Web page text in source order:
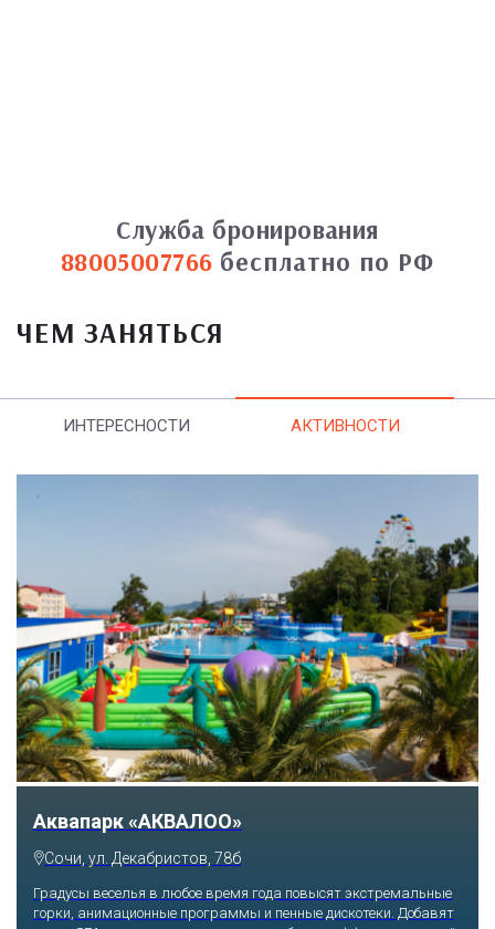
Служба бронирования
88005007766 бесплатно по РФ
ЧЕМ ЗАНЯТЬСЯ
ИНТЕРЕСНОСТИ АКТИВНОСТИ
Аквапарк «АКВАЛОО»
Сочи, ул. Декабристов, 78б
Градусы веселья в любое время года повысят экстремальные
горки, анимационные программы и пенные дискотеки. Добавят